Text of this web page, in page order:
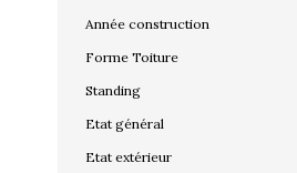
Année construction
Forme Toiture
Standing
Etat général
Etat extérieur